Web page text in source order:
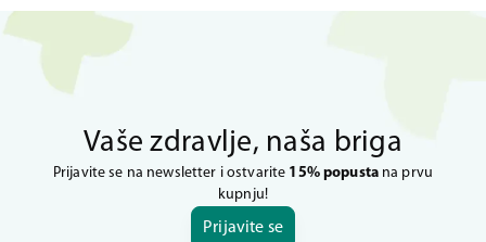
Vaše zdravlje, naša briga
Prijavite se na newsletter i ostvarite 15% popustana prvu
kupnju!
Prijavite se